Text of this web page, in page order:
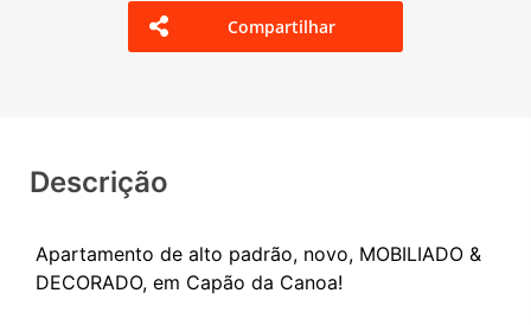
Compartilhar
Descrição
Apartamento de alto padrão, novo, MOBILIADO &
DECORADO, em Capão da Canoa!